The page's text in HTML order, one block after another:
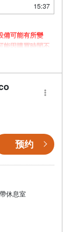
15:37
備可能有所變
能因購買時間不
预约
帶休息室